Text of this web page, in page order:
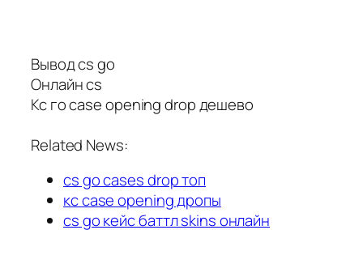
Вывод cs go
Онлайн cs
Кс го case opening drop дешево
Related News:
cs go cases drop топ
кс case opening дропы
cs go кейс баттл skins онлайн